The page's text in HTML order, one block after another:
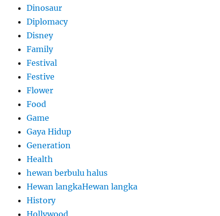
Dinosaur
Diplomacy
Disney
Family
Festival
Festive
Flower
Food
Game
Gaya Hidup
Generation
Health
hewan berbulu halus
Hewan langkaHewan langka
History